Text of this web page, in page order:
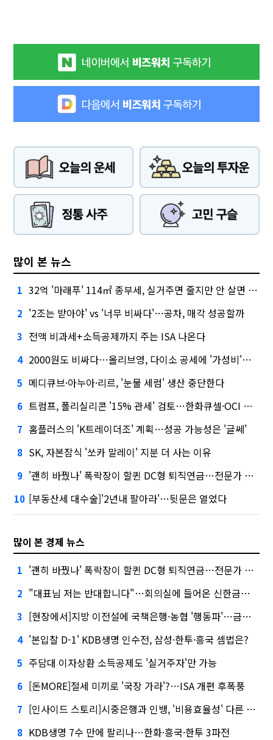
많이 본 뉴스
1 32억 '마래푸' 114㎡ 종부세, 실거주면 줄지만 안 살면 2.5배
2 '2조는 받아야' vs '너무 비싸다'…공차, 매각 성공할까
3 전액 비과세+소득공제까지 주는 ISA 나온다
4 2000원도 비싸다…올리브영, 다이소 공세에 '가성비'로 맞불
5 메디큐브·아누아·리르, '눈물 세럼' 생산 중단한다
6 트럼프, 폴리실리콘 '15% 관세' 검토…한화큐셀·OCI 영향은?
7 홈플러스의 'K트레이더조' 계획…성공 가능성은 '글쎄'
8 SK, 자본잠식 '쏘카 말레이' 지분 더 사는 이유
9 '괜히 바꿨나' 폭락장이 할퀸 DC형 퇴직연금…전문가 조언은
10 [부동산세 대수술]'2년내 팔아라'…뒷문은 열었다
많이 본 경제 뉴스
1 '괜히 바꿨나' 폭락장이 할퀸 DC형 퇴직연금…전문가 조언은
2 "대표님 저는 반대합니다"…회의실에 들어온 신한금융 AI
3 [현장에서]지방 이전설에 국책은행·농협 '행동파'…금감원 '신중모드'
4 '본입찰 D-1' KDB생명 인수전, 삼성·한투·흥국 셈법은?
5 주담대 이자상환 소득공제도 '실거주자'만 가능
6 [돈MORE]절세 미끼로 '국장 가라'?…ISA 개편 후폭풍
7 [인사이드 스토리]시중은행과 인뱅, '비용효율성' 다른 잣대 왜?
8 KDB생명 7수 만에 팔리나…한화·흥국·한투 3파전